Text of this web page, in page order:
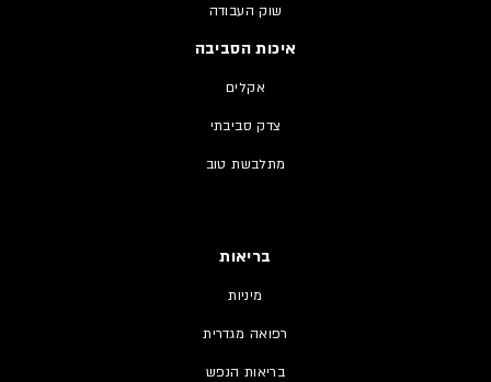
שוק העבודה
איכות הסביבה
אקלים
צדק סביבתי
מתלבשת טוב
בריאות
מיניות
רפואה מגדרית
בריאות הנפש